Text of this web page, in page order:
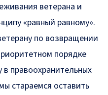
ветерана и
«равный равному».
по возвращении
порядке
правоохранительных
стараемся оставить